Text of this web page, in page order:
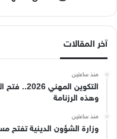
آخر المقالات
منذ ساعتين
التكوين
وهذه الرزنامة
منذ ساعتين
وزارة الشؤون الدينية تفتح مسابقة